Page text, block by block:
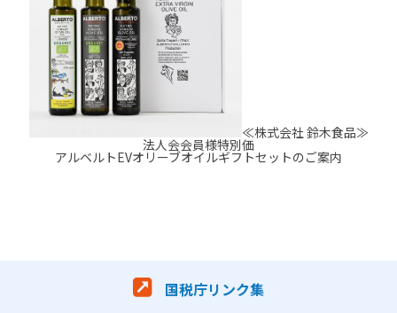
≪株式会社 鈴木食品≫
法人会会員様特別価
アルベルトEVオリーブオイルギフトセットのご案内
国税庁リンク集